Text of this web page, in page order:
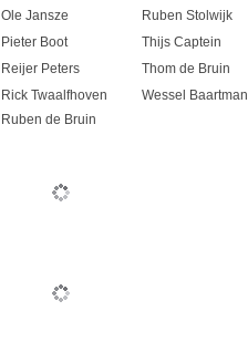
Ole Jansze
Ruben Stolwijk
Pieter Boot
Thijs Captein
Reijer Peters
Thom de Bruin
Rick Twaalfhoven
Wessel Baartman
Ruben de Bruin